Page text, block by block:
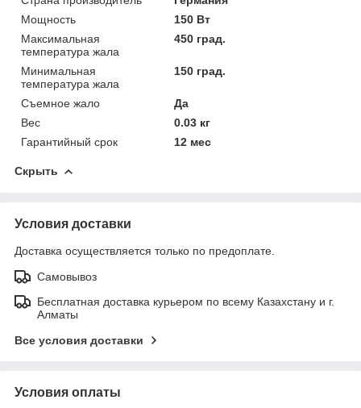
Мощность
150 Вт
Максимальная
температура жала
450 град.
Минимальная
температура жала
150 град.
Съемное жало
Да
Вес
0.03 кг
Гарантийный срок
12 мес
Скрыть
Условия доставки
Доставка осуществляется только по предоплате.
Самовывоз
Бесплатная доставка курьером по всему Казахстану и г.
Алматы
Все условия доставки
Условия оплаты